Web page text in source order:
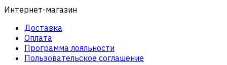
Интернет-магазин
Доставка
Оплата
Программа лояльности
Пользовательское соглашение